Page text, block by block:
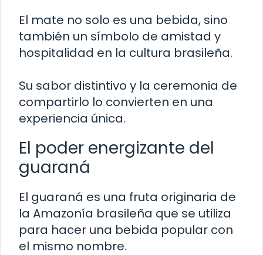
El mate no solo es una bebida, sino
también un símbolo de amistad y
hospitalidad en la cultura brasileña.
Su sabor distintivo y la ceremonia de
compartirlo lo convierten en una
experiencia única.
El poder energizante del
guaraná
El guaraná es una fruta originaria de
la Amazonía brasileña que se utiliza
para hacer una bebida popular con
el mismo nombre.